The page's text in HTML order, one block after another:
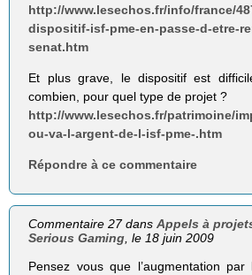
http://www.lesechos.fr/info/france/
dispositif-isf-pme-en-passe-d-etre-
senat.htm
Et plus grave, le dispositif est
combien, pour quel type de projet ?
http://www.lesechos.fr/patrimoine/
ou-va-l-argent-de-l-isf-pme-.htm
Répondre à ce commentaire
Commentaire 27 dansAppels à
Serious Gaming, le 18 juin 2009
Pensez vous que l’augmentation par